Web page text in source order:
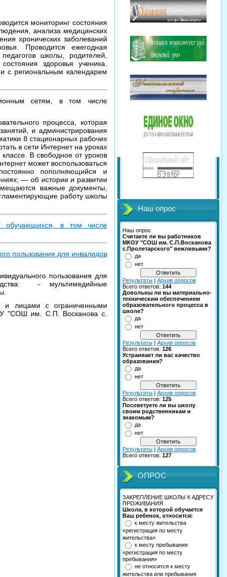
мониторинг состояния
анализа медицинских
хронических заболеваний
Проводится ежегодная
школы, родителей,
здоровья ученика.
с региональным календарем
сетям, в том числе
процесса, которая
и администрирования
8 стационарных рабочих
в сети Интернет на уроках
В свободное от уроков
может воспользоваться
пополняющийся и
— об истории и развитии
важные документы,
работу школы
обучающихся, в том числе
пользования для инвалидов
пользования для
- мультимедийные
и лицами с ограниченными
"СОШ им. С.П. Восканова с.
Наш опрос
Наш опрос
Считаете ли вы работников
МКОУ "СОШ им. С.П.Восканова
с.Пролетарского" вежливыми?
да
нет
Результаты
Архив опросов
Всего ответов: 144
Довольны ли вы материально-
техническим обеспечением
образовательного процесса в
школе?
да
нет
Результаты
Архив опросов
Всего ответов: 126
Устраивает ли вас качество
образования?
да
нет
Результаты
Архив опросов
Всего ответов: 125
Посоветуете ли вы школу
своим родственникам и
знакомым?
да
нет
Результаты
Архив опросов
Всего ответов: 127
ОПРОС
ЗАКРЕПЛЕНИЕ ШКОЛЫ К АДРЕСУ
ПРОЖИВАНИЯ
Школа, в которой обучается
Ваш ребенок, относится:
к месту жительства
«регистрация по месту
жительства»
к месту пребывания
«регистрация по месту
пребывания»
не относится к месту
жительства или пребывания